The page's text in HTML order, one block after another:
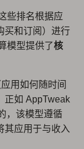
些排名根据应
买和订阅）进行
模型提供了核
用如何随时间
正如 AppTweak
，该模型遵循
其应用于与收入